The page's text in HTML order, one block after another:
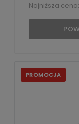
Najniższa cena:
PROMOCJA